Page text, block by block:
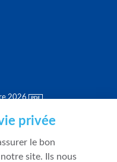
2026
privée
le bon
site. Ils nous